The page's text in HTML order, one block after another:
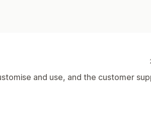
and use, and the customer